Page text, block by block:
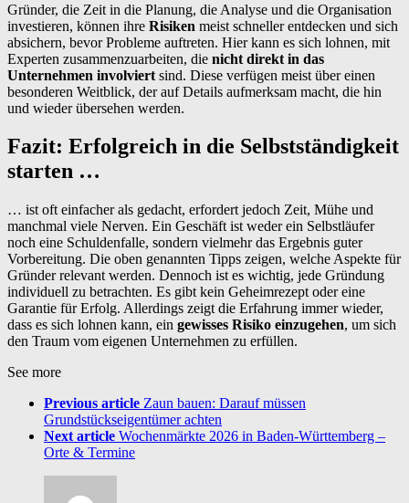
Gründer, die Zeit in die Planung, die Analyse und die Organisation
investieren, können ihre Risiken meist schneller entdecken und sich
absichern, bevor Probleme auftreten. Hier kann es sich lohnen, mit
Experten zusammenzuarbeiten, die nicht direkt in das
Unternehmen involviert sind. Diese verfügen meist über einen
besonderen Weitblick, der auf Details aufmerksam macht, die hin
und wieder übersehen werden.
Fazit: Erfolgreich in die Selbstständigkeit
starten …
… ist oft einfacher als gedacht, erfordert jedoch Zeit, Mühe und
manchmal viele Nerven. Ein Geschäft ist weder ein Selbstläufer
noch eine Schuldenfalle, sondern vielmehr das Ergebnis guter
Vorbereitung. Die oben genannten Tipps zeigen, welche Aspekte für
Gründer relevant werden. Dennoch ist es wichtig, jede Gründung
individuell zu betrachten. Es gibt kein Geheimrezept oder eine
Garantie für Erfolg. Allerdings zeigt die Erfahrung immer wieder,
dass es sich lohnen kann, ein gewisses Risiko einzugehen, um sich
den Traum vom eigenen Unternehmen zu erfüllen.
See more
Previous article Zaun bauen: Darauf müssen
Grundstückseigentümer achten
Next article Wochenmärkte 2026 in Baden-Württemberg –
Orte & Termine